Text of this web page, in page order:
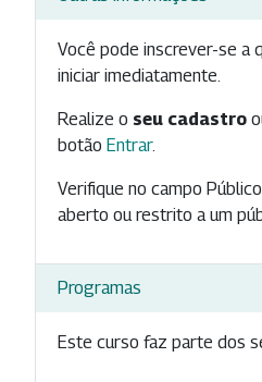
Você pode inscrever-se a
iniciar imediatamente.
Realize o seu cadastro
botão Entrar.
Verifique no campo
aberto ou restrito a um
Programas
Este curso faz parte dos